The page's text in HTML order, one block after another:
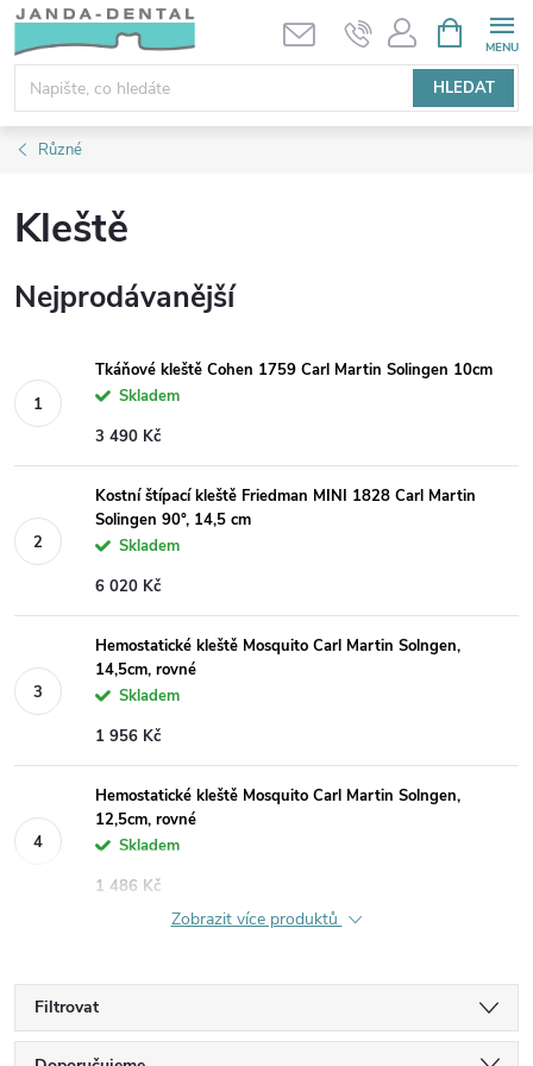
Přejít
obsah
HLEDAT
NÁKUPNÍ
KOŠÍK
Různé
Kleště
Nejprodávanější
Tkáňové kleště Cohen 1759 Carl Martin Solingen 10cm
Skladem
3 490 Kč
Kostní štípací kleště Friedman MINI 1828 Carl Martin
Solingen 90°, 14,5 cm
Skladem
6 020 Kč
Hemostatické kleště Mosquito Carl Martin Solngen,
14,5cm, rovné
Skladem
1 956 Kč
Hemostatické kleště Mosquito Carl Martin Solngen,
12,5cm, rovné
Skladem
1 486 Kč
Zobrazit více produktů
Filtrovat